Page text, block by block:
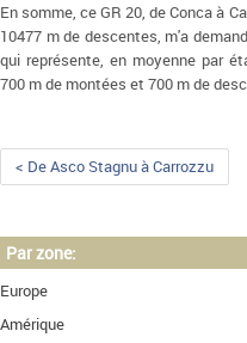
En somme, ce GR 20, de Conca à
10477 m de descentes, m'a
qui représente, en moyenne par
700 m de montées et 700 m de
< De Asco Stagnu à Carrozzu
Par zone:
Europe
Amérique